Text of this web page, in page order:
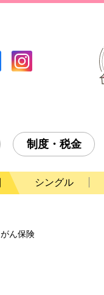
制度・税金
シングル
がん保険